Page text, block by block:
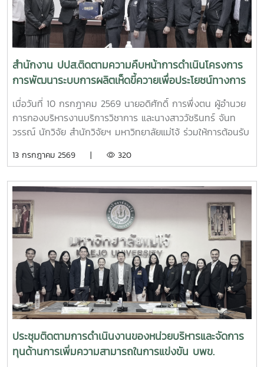
สำนักงาน ปปส.ติดตามความคืบหน้าการดำเนินโครงการ
การพัฒนาระบบการผลิตเห็ดขี้ควายเพื่อประโยชน์ทางการ
แพทย์
เมื่อวันที่ 10 กรกฎาคม 2569 นายอดิศักดิ์ การพึ่งตน ผู้อำนวย
การกองบริหารงานบริการวิชาการ และนางสาววัชรินทร์ จันท
วรรณ์ นักวิจัย สำนักวิจัยฯ มหาวิทยาลัยแม่โจ้ ร่วมให้การต้อนรับ
ปราบปรามยาเสพติด (ป.ป.ส.) พร้อมคณะผู้บริหารและเจ้าหน้าที่
ความคืบหน้าการดำเนินโครงการการพัฒนาระบบการผลิตเห็ดขี้
ควายเพื่อประโยชน์ทางการแพทย์ โดยมีรองศาสตราจารย์ ดร.ชัย
ยศ สัมฤทธิ์สกุล รองอธิการบดีมหาวิทยาลัยแม่โจ้ ให้เกียรติเป็นผู้
แทนมหาวิทยาลัยกล่าวต้อนรับ โครงการดังกล่าวเป็นความร่วม
มือระหว่างสำนักงาน ป.ป.ส. และมหาวิทยาลัยแม่โจ้ ภายใต้
โครงการแผนงานบูรณาการการวิจัย พัฒนา และกำกับควบคุม
เห็ดขี้ควายในประเทศไทย เพื่อใช้ประโยชน์ทางการแพทย์ภายใต้
ระบบควบคุมของรัฐ ตามมาตรการควบคุมแห่งพระราชกฤษฎีกา
กำหนดพื้นที่ทดลองเพาะปลูกและสกัดสารสำคัญจากพืชฝิ่นและ
พืชเห็ดขี้ควายเพื่อประโยชน์ในการศึกษาวิจัย พ.ศ. 2568 ณ ห้อง
ประชุม 2 ชั้น 2 อาคารจุฬาภรณ์ คณะวิทยาศาสตร์ มหาวิทยาลัย
แม่โจ้
13 กรกฎาคม 2569 | 320
ประชุมติดตามการดำเนินงานของหน่วยบริหารและจัดการ
ทุนด้านการเพิ่มความสามารถในการแข่งขัน บพข.